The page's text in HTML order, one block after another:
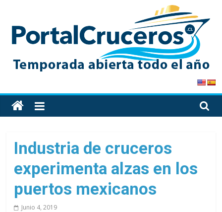
content
PortalCruceros
Toda
la
de
cruceros
en
solo
sitio
Industria de cruceros
experimenta alzas en los
puertos mexicanos
Junio 4, 2019